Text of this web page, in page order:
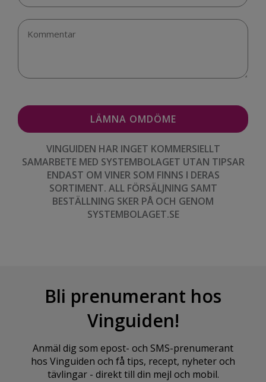
VINGUIDEN HAR INGET KOMMERSIELLT
SAMARBETE MED SYSTEMBOLAGET UTAN TIPSAR
ENDAST OM VINER SOM FINNS I DERAS
SORTIMENT. ALL FÖRSÄLJNING SAMT
BESTÄLLNING SKER PÅ OCH GENOM
SYSTEMBOLAGET.SE
Bli prenumerant hos
Vinguiden!
Anmäl dig som epost- och SMS-prenumerant
hos Vinguiden och få tips, recept, nyheter och
tävlingar - direkt till din mejl och mobil.